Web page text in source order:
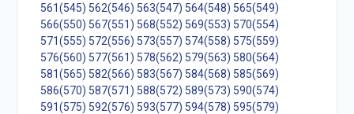
561(545) 562(546) 563(547) 564(548) 565(549)
566(550) 567(551) 568(552) 569(553) 570(554)
571(555) 572(556) 573(557) 574(558) 575(559)
576(560) 577(561) 578(562) 579(563) 580(564)
581(565) 582(566) 583(567) 584(568) 585(569)
586(570) 587(571) 588(572) 589(573) 590(574)
591(575) 592(576) 593(577) 594(578) 595(579)